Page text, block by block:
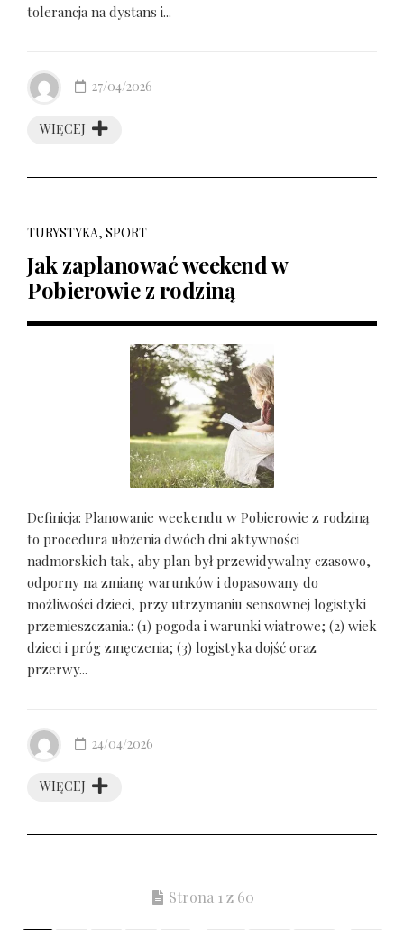
tolerancja na dystans i...
WIĘCEJ
27/04/2026
TURYSTYKA, SPORT
Jak zaplanować weekend w
Pobierowie z rodziną
Definicja: Planowanie weekendu w Pobierowie z rodziną
to procedura ułożenia dwóch dni aktywności
nadmorskich tak, aby plan był przewidywalny czasowo,
odporny na zmianę warunków i dopasowany do
możliwości dzieci, przy utrzymaniu sensownej logistyki
przemieszczania.: (1) pogoda i warunki wiatrowe; (2) wiek
dzieci i próg zmęczenia; (3) logistyka dojść oraz
przerwy...
WIĘCEJ
24/04/2026
Strona 1 z 60